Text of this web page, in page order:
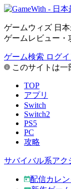
ゲームウィズ 日
ゲームレビュー・
ゲーム検索 ログ
このサイトは一
TOP
アプリ
Switch
Switch2
PS5
PC
攻略
サバイバル系アク
配信カレ